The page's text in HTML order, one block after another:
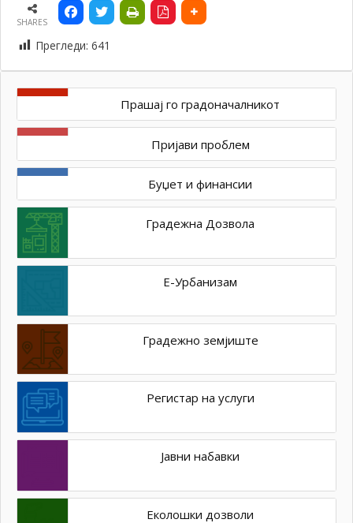
SHARES
Прегледи: 641
Прашај го градоначалникот
Пријави проблем
Буџет и финансии
Градежна Дозвола
Е-Урбанизам
Градежно земјиште
Регистар на услуги
Јавни набавки
Еколошки дозволи